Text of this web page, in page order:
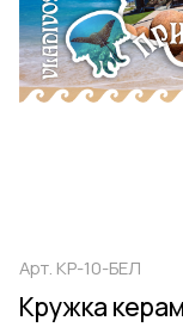
Арт. КР-10-БЕЛ
Кружка